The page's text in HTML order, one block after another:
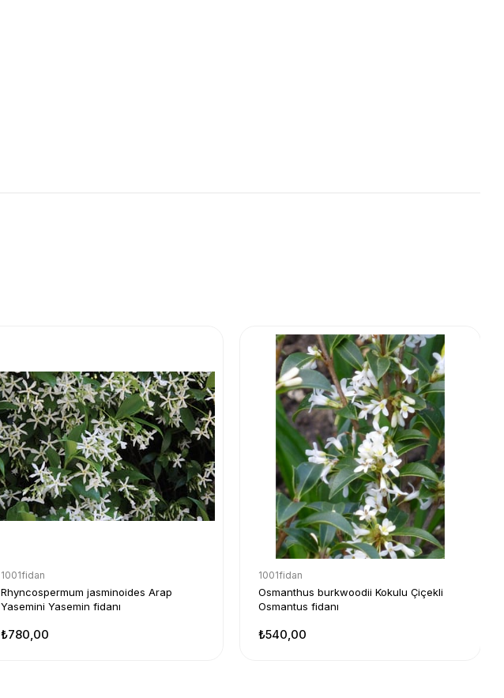
1001fidan
Rhyncospermum jasminoides Arap
Yasemini Yasemin fidanı
₺780,00
1001fidan
Osmanthus burkwoodii Kokulu Çiçekli
Osmantus fidanı
₺540,00